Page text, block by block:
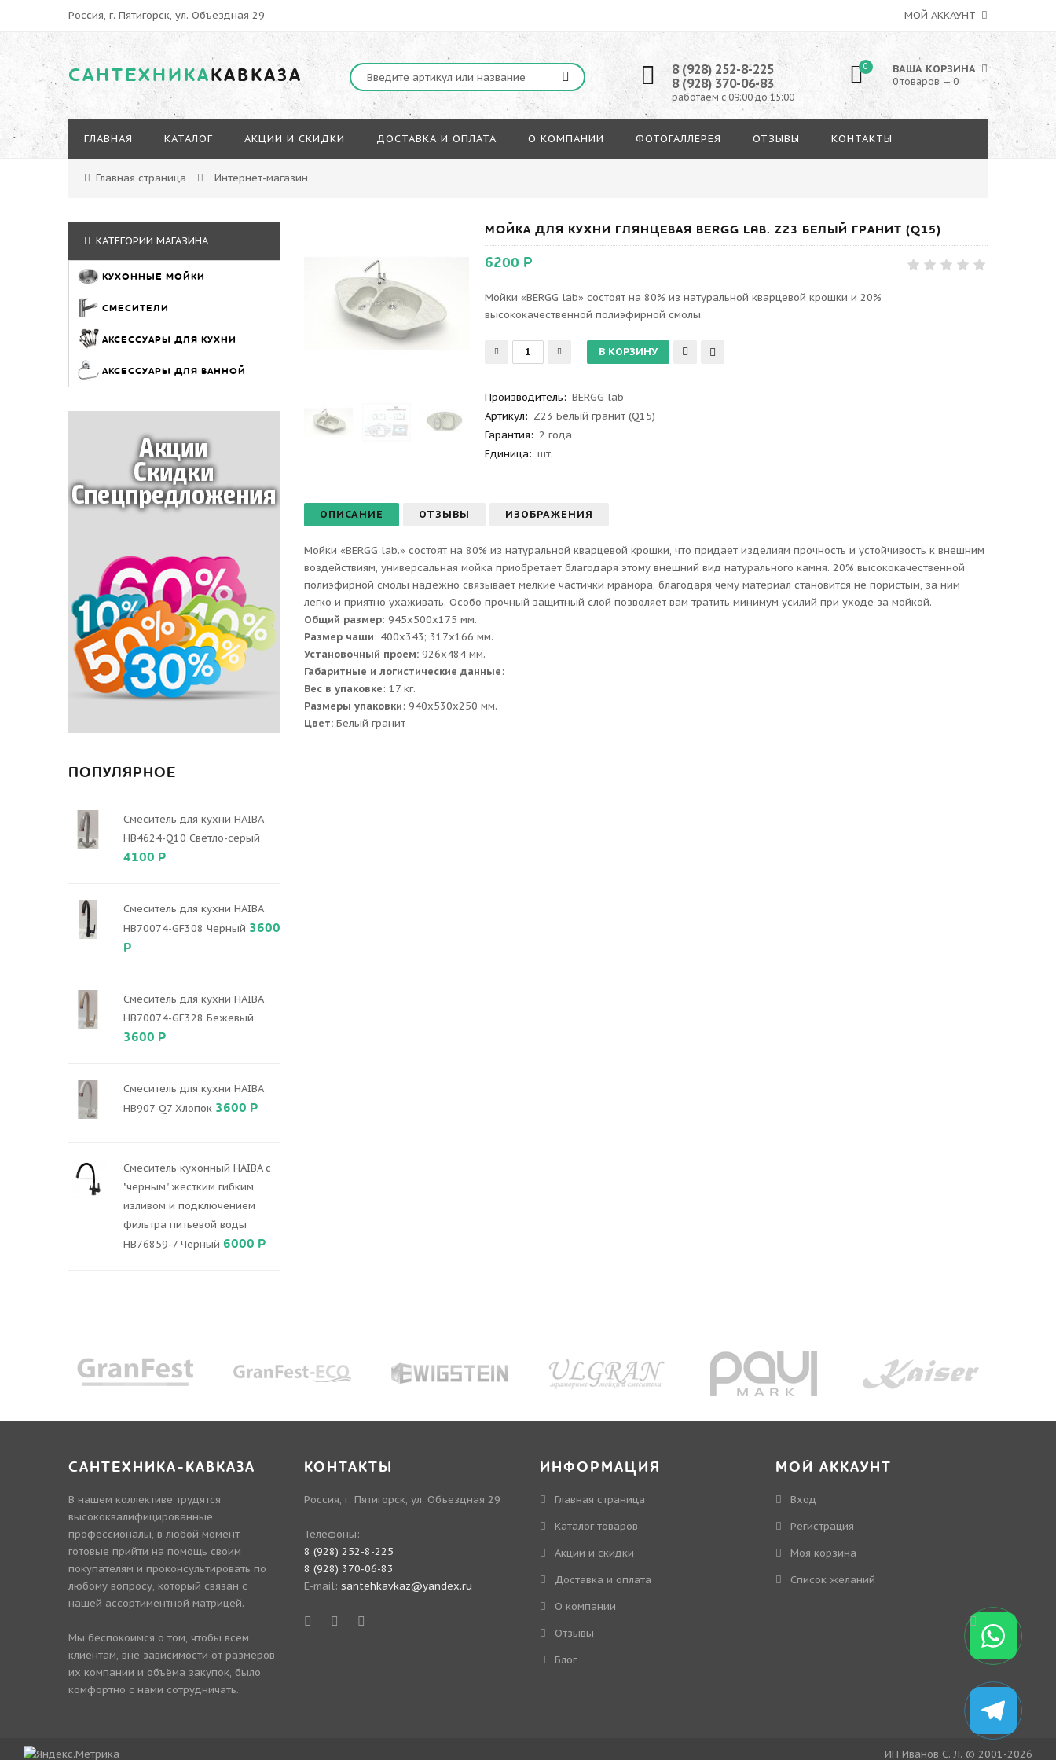
Россия, г. Пятигорск, ул. Объездная 29 МОЙ АККАУНТ
САНТЕХНИКАКАВКАЗА
8 (928) 252-8-225
8 (928) 370-06-83
работаем с 09:00 до 15:00
0 ВАША КОРЗИНА
0 товаров — 0
ГЛАВНАЯ КАТАЛОГ АКЦИИ И СКИДКИ ДОСТАВКА И ОПЛАТА О КОМПАНИИ ФОТОГАЛЛЕРЕЯ ОТЗЫВЫ КОНТАКТЫ
Главная страница Интернет-магазин
МОЙКА ДЛЯ КУХНИ ГЛЯНЦЕВАЯ BERGG LAB. Z23 БЕЛЫЙ ГРАНИТ (Q15)
6200 Р
Мойки «BERGG lab» состоят на 80% из натуральной кварцевой крошки и 20%
высококачественной полиэфирной смолы.
Производитель: BERGG lab
Артикул: Z23 Белый гранит (Q15)
Гарантия: 2 года
Единица: шт.
ОПИСАНИЕ ОТЗЫВЫ ИЗОБРАЖЕНИЯ
Мойки «BERGG lab.» состоят на 80% из натуральной кварцевой крошки, что придает изделиям прочность и устойчивость к внешним
воздействиям, универсальная мойка приобретает благодаря этому внешний вид натурального камня. 20% высококачественной
полиэфирной смолы надежно связывает мелкие частички мрамора, благодаря чему материал становится не пористым, за ним
легко и приятно ухаживать. Особо прочный защитный слой позволяет вам тратить минимум усилий при уходе за мойкой.
Общий размер: 945x500x175 мм.
Размер чаши: 400х343; 317х166 мм.
Установочный проем:926x484 мм.
Габаритные и логистические данные:
Вес в упаковке: 17 кг.
Размеры упаковки: 940x530x250 мм.
Цвет:Белый гранит
КАТЕГОРИИ МАГАЗИНА
КУХОННЫЕ МОЙКИ
СМЕСИТЕЛИ
АКСЕССУАРЫ ДЛЯ КУХНИ
АКСЕССУАРЫ ДЛЯ ВАННОЙ
ПОПУЛЯРНОЕ
Смеситель для кухни HAIBA
HB4624-Q10 Светло-серый
4100 Р
Смеситель для кухни HAIBA
HB70074-GF308 Черный 3600
Р
Смеситель для кухни HAIBA
HB70074-GF328 Бежевый
3600 Р
Смеситель для кухни HAIBA
HB907-Q7 Хлопок 3600 Р
Смеситель кухонный HAIBA с
"черным" жестким гибким
изливом и подключением
фильтра питьевой воды
HB76859-7 Черный 6000 Р
САНТЕХНИКА-КАВКАЗА
В нашем коллективе трудятся
высококвалифицированные
профессионалы, в любой момент
готовые прийти на помощь своим
покупателям и проконсультировать по
любому вопросу, который связан с
нашей ассортиментной матрицей.
Мы беспокоимся о том, чтобы всем
клиентам, вне зависимости от размеров
их компании и объёма закупок, было
комфортно с нами сотрудничать.
КОНТАКТЫ
Россия, г. Пятигорск, ул. Объездная 29
Телефоны:
8 (928) 252-8-225
8 (928) 370-06-83
E-mail: santehkavkaz@yandex.ru
ИНФОРМАЦИЯ
Главная страница
Каталог товаров
Акции и скидки
Доставка и оплата
О компании
Отзывы
Блог
МОЙ АККАУНТ
Вход
Регистрация
Моя корзина
Cписок желаний
ИП Иванов С. Л. © 2001-2026